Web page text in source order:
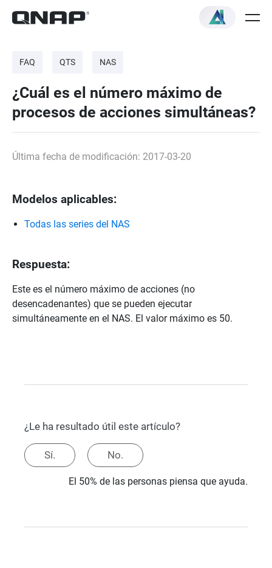
FAQ QTS NAS
¿Cuál es el número máximo de
procesos de acciones simultáneas?
Última fecha de modificación: 2017-03-20
Modelos aplicables:
Todas las series del NAS
Respuesta:
Este es el número máximo de acciones (no
desencadenantes) que se pueden ejecutar
simultáneamente en el NAS. El valor máximo es 50.
¿Le ha resultado útil este artículo?
Sí. No.
El 50% de las personas piensa que ayuda.